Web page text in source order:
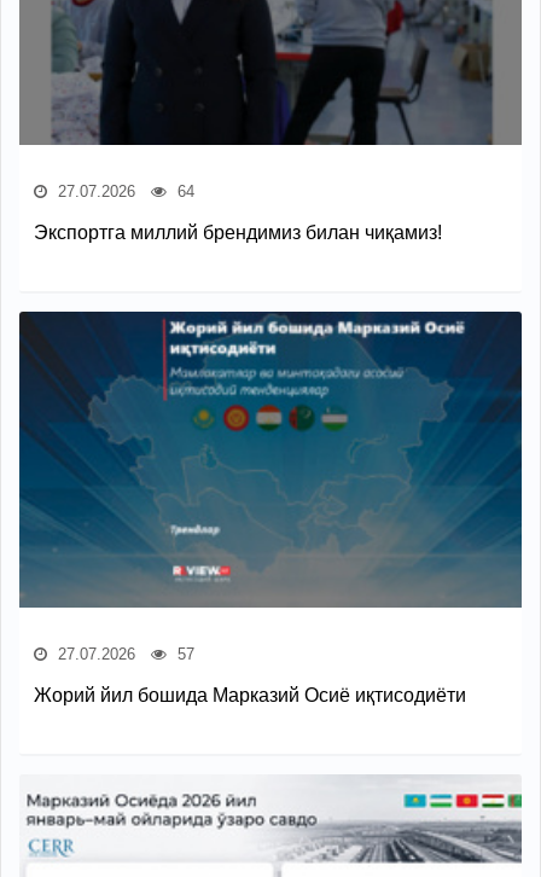
27.07.2026 64
Экспортга миллий брендимиз билан чиқамиз!
27.07.2026 57
Жорий йил бошида Марказий Осиё иқтисодиёти